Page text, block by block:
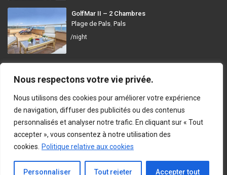
Nous respectons votre vie privée.
Nous utilisons des cookies pour améliorer votre expérience
de navigation, diffuser des publicités ou des contenus
personnalisés et analyser notre trafic. En cliquant sur « Tout
accepter », vous consentez à notre utilisation des
cookies.
Politique relative aux cookies
Personnaliser Tout rejeter Accepter tout
GolfMar II – 2 Chambres
Plage de Pals, Pals
/night
GolfMar Pals
info@golfmarpals.com
https://golfmarpals.com/
Politique de Confidentialité et Conditions d’Utilisation
En Contact